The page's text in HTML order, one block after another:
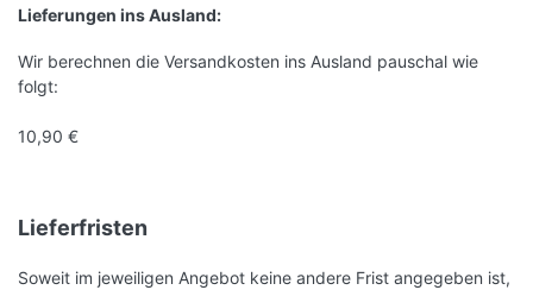
Lieferungen ins Ausland:
Wir berechnen die Versandkosten ins Ausland pauschal wie
folgt:
10,90 €
Lieferfristen
Soweit im jeweiligen Angebot keine andere Frist angegeben ist,